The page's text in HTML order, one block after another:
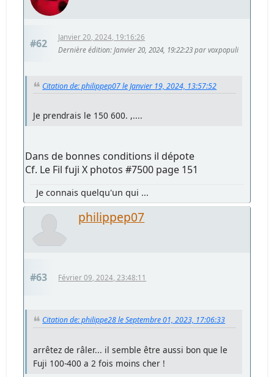
#62
Janvier 20, 2024, 19:16:26
Dernière édition: Janvier 20, 2024, 19:22:23 par voxpopuli
Citation de: philippep07 le Janvier 19, 2024, 13:57:52
Je prendrais le 150 600. ,....
Dans de bonnes conditions il dépote
Cf. Le Fil fuji X photos #7500 page 151
Je connais quelqu'un qui ...
philippep07
#63 Février 09, 2024, 23:48:11
Citation de: philippe28 le Septembre 01, 2023, 17:06:33
arrêtez de râler... il semble être aussi bon que le
Fuji 100-400 a 2 fois moins cher !